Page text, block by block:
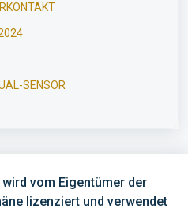
SENSOR
vom Eigentümer der
lizenziert und verwendet